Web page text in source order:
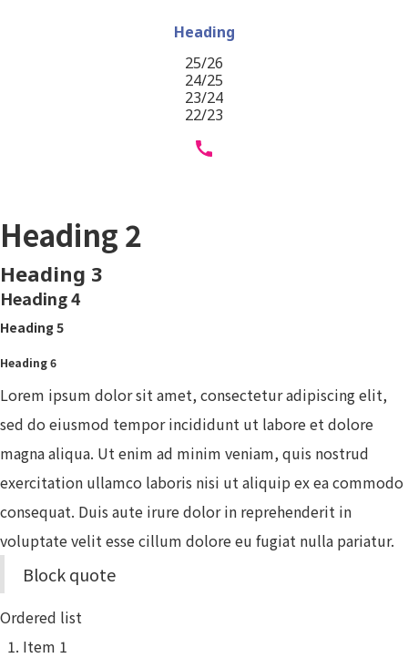
Heading
Heading 2
Heading 3
Heading 4
Heading 5
Heading 6
Lorem ipsum dolor sit amet, consectetur adipiscing elit,
sed do eiusmod tempor incididunt ut labore et dolore
magna aliqua. Ut enim ad minim veniam, quis nostrud
exercitation ullamco laboris nisi ut aliquip ex ea commodo
consequat. Duis aute irure dolor in reprehenderit in
voluptate velit esse cillum dolore eu fugiat nulla pariatur.
Block quote
Ordered list
Item 1
25/26
24/25
23/24
22/23